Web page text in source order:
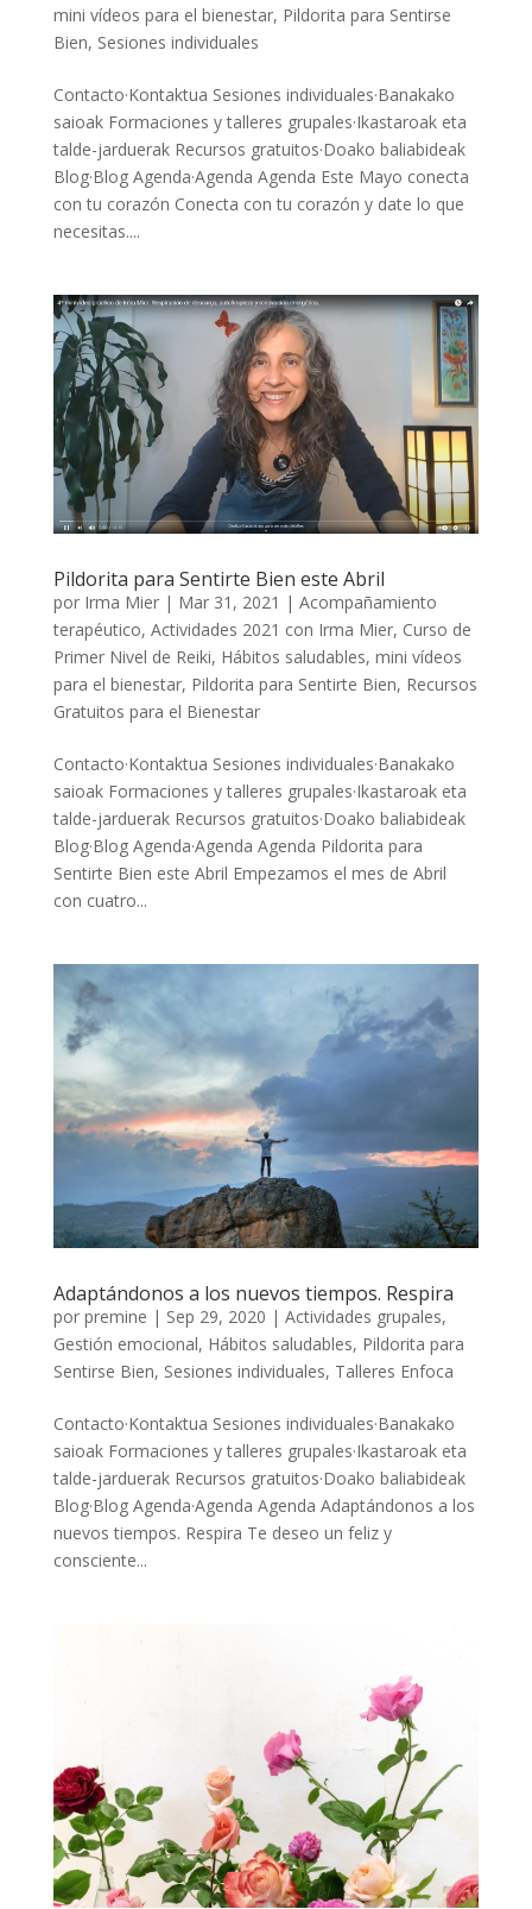
mini vídeos para el bienestar, Pildorita para Sentirse
Bien, Sesiones individuales
Contacto·Kontaktua Sesiones individuales·Banakako
saioak Formaciones y talleres grupales·Ikastaroak eta
talde-jarduerak Recursos gratuitos·Doako baliabideak
Blog·Blog Agenda·Agenda Agenda Este Mayo conecta
con tu corazón Conecta con tu corazón y date lo que
necesitas....
Pildorita para Sentirte Bien este Abril
por Irma Mier| Mar 31, 2021 | Acompañamiento
terapéutico, Actividades 2021 con Irma Mier, Curso de
Primer Nivel de Reiki, Hábitos saludables, mini vídeos
para el bienestar, Pildorita para Sentirte Bien, Recursos
Gratuitos para el Bienestar
Contacto·Kontaktua Sesiones individuales·Banakako
saioak Formaciones y talleres grupales·Ikastaroak eta
talde-jarduerak Recursos gratuitos·Doako baliabideak
Blog·Blog Agenda·Agenda Agenda Pildorita para
Sentirte Bien este Abril Empezamos el mes de Abril
con cuatro...
Adaptándonos a los nuevos tiempos. Respira
por premine | Sep 29, 2020 | Actividades grupales,
Gestión emocional, Hábitos saludables, Pildorita para
Sentirse Bien, Sesiones individuales, Talleres Enfoca
Contacto·Kontaktua Sesiones individuales·Banakako
saioak Formaciones y talleres grupales·Ikastaroak eta
talde-jarduerak Recursos gratuitos·Doako baliabideak
Blog·Blog Agenda·Agenda Agenda Adaptándonos a los
nuevos tiempos. Respira Te deseo un feliz y
consciente...